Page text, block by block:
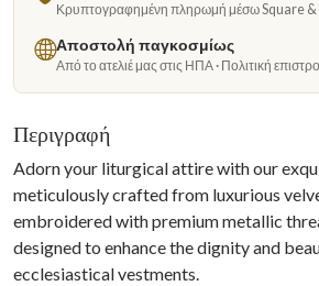
Κρυπτογραφημένη πληρωμή μέσω Square &
Αποστολή παγκοσμίως
Από το ατελιέ μας στις ΗΠΑ · Πολιτική
Περιγραφή
Adorn your liturgical attire with our
meticulously crafted from luxurious
embroidered with premium metallic
designed to enhance the dignity and
ecclesiastical vestments.